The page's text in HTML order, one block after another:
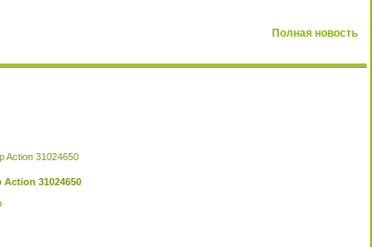
Полная новость
31024650